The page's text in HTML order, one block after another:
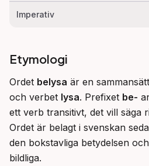
Imperativ
Etymologi
Ordet belysa är en
och verbet lysa. Prefixet be-
ett verb transitivt, det vill säga
Ordet är belagt i svenskan
den bokstavliga betydelsen
bildliga.